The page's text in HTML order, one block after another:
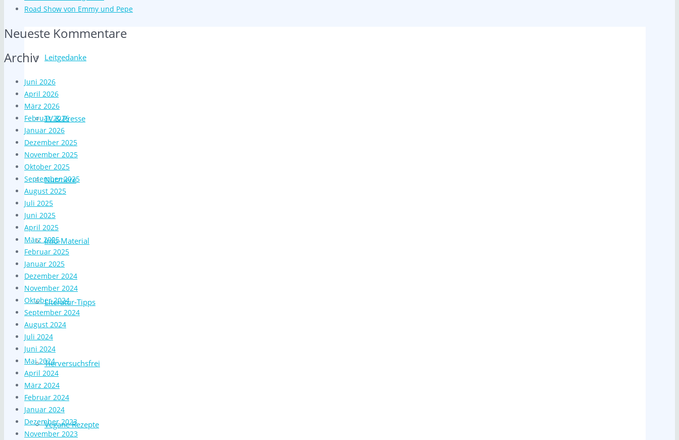
Leitgedanke
TV & Presse
Nutztiere
Info-Material
Literatur-Tipps
Tierversuchsfrei
Vegane Rezepte
Road Show von Emmy und Pepe
Neueste Kommentare
Archiv
Juni 2026
April 2026
März 2026
Februar 2026
Januar 2026
Dezember 2025
November 2025
Oktober 2025
September 2025
August 2025
Juli 2025
Juni 2025
April 2025
März 2025
Februar 2025
Januar 2025
Dezember 2024
November 2024
Oktober 2024
September 2024
August 2024
Juli 2024
Juni 2024
Mai 2024
April 2024
März 2024
Februar 2024
Januar 2024
Dezember 2023
November 2023